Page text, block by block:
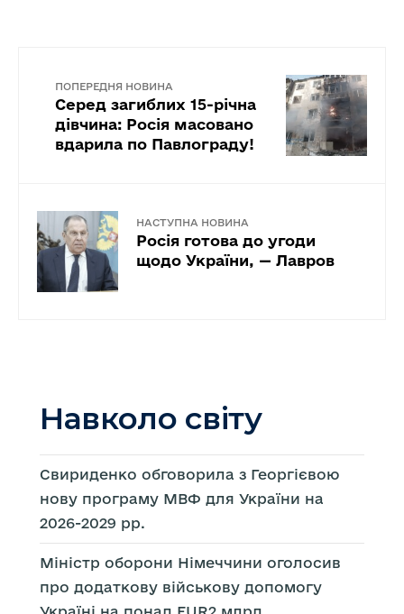
ПОПЕРЕДНЯ НОВИНА
Серед загиблих 15-річна
дівчина: Росія масовано
вдарила по Павлограду!
НАСТУПНА НОВИНА
Росія готова до угоди
щодо України, — Лавров
Навколо світу
Свириденко обговорила з Георгієвою
нову програму МВФ для України на
2026-2029 рр.
Міністр оборони Німеччини оголосив
про додаткову військову допомогу